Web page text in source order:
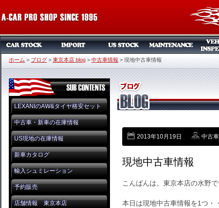
ホーム > ブログ > 東京本店 blog > 中古車情報 > 現地中古車情報
LEXANIのAW&タイヤ格安セット
中古車・新車の在庫情報
US現地の在庫情報
新車カタログ
輸入シュミレーション
予約販売
店舗情報 東京本店
2013年10月19日 中古
現地中古車情報
こんばんは。東京本店の水野
本日は現地中古車情報を1つ・